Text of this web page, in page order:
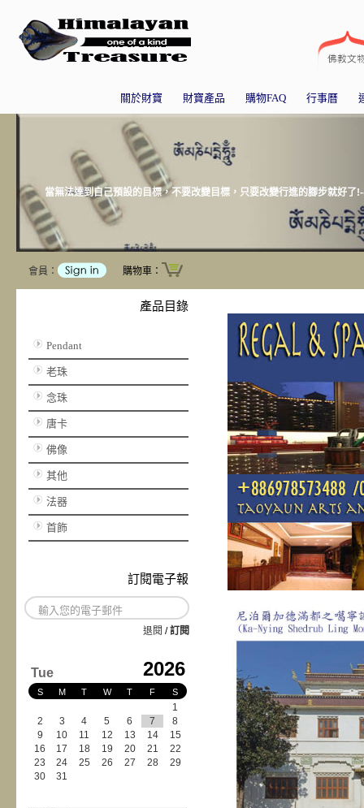
關於財寶 財寶產品 購物FAQ 行事曆
當無法達到自己預設的目標，不要改變目標，只要改變行進的腳步就好了
會員： 購物車：
產品目錄
Pendant
老珠
念珠
唐卡
佛像
其他
法器
首飾
訂閱電子報
退閱 /訂閱
Tue 2026
S M T W T F S
1
2
3 4 5 6 7
8
9
10 11 12 13 14
15
16
17 18 19 20 21
22
23
24 25 26 27 28
29
30
31